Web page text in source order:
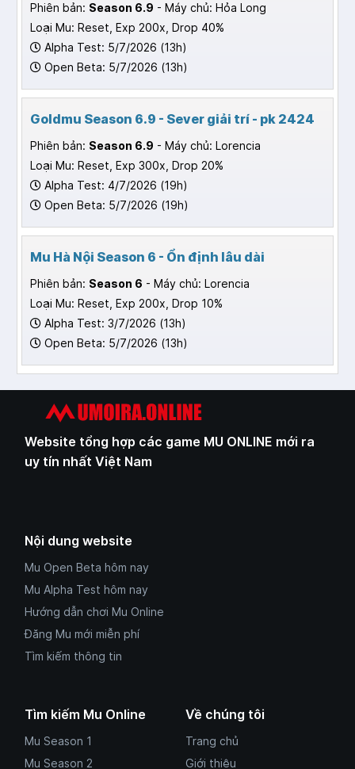
Phiên bản: Season 6.9 - Máy chủ: Hỏa Long
Loại Mu: Reset, Exp 200x, Drop 40%
Alpha Test: 5/7/2026 (13h)
Open Beta: 5/7/2026 (13h)
Goldmu Season 6.9 - Sever giải trí - pk 2424
Phiên bản: Season 6.9 - Máy chủ: Lorencia
Loại Mu: Reset, Exp 300x, Drop 20%
Alpha Test: 4/7/2026 (19h)
Open Beta: 5/7/2026 (19h)
Mu Hà Nội Season 6 - Ổn định lâu dài
Phiên bản: Season 6 - Máy chủ: Lorencia
Loại Mu: Reset, Exp 200x, Drop 10%
Alpha Test: 3/7/2026 (13h)
Open Beta: 5/7/2026 (13h)
Website tổng hợp các game MU ONLINE mới ra
uy tín nhất Việt Nam
Nội dung website
Mu Open Beta hôm nay
Mu Alpha Test hôm nay
Hướng dẫn chơi Mu Online
Đăng Mu mới miễn phí
Tìm kiếm thông tin
Tìm kiếm Mu Online
Mu Season 1
Mu Season 2
Về chúng tôi
Trang chủ
Giới thiệu